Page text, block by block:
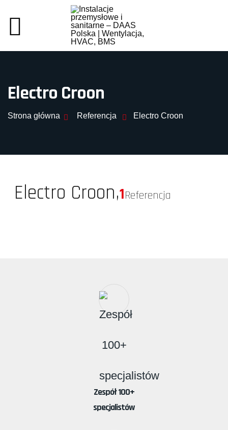
Electro Croon
Strona główna Referencja Electro Croon
Electro Croon,1Referencja
Zespół 100+
specjalistów